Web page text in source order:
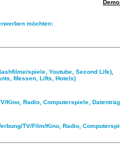
möchten:
spiele, Youtube, Second Life),
Messen, Lifts, Hotels)
Kino, Radio, Computerspiele,
TV/Film/Kino, Radio,